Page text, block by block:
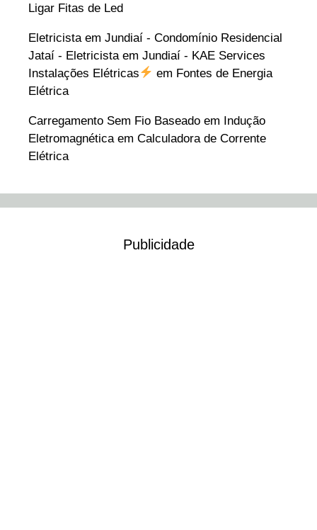
Ligar Fitas de Led
Eletricista em Jundiaí - Condomínio Residencial
Jataí - Eletricista em Jundiaí - KAE Services
Instalações Elétricas
em Fontes de Energia
Elétrica
Carregamento Sem Fio Baseado em Indução
Eletromagnética em Calculadora de Corrente
Elétrica
Publicidade